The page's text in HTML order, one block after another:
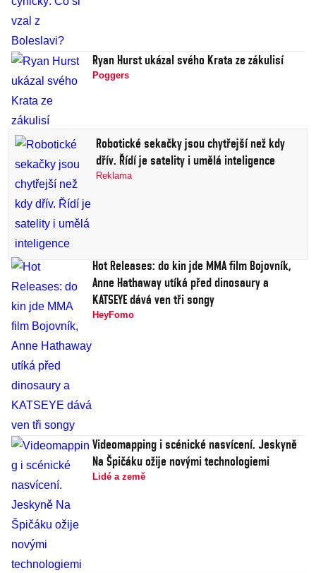
Ryan Hurst ukázal svého Krata ze zákulisí
Poggers
Robotické sekačky jsou chytřejší než kdy
dřív. Řídí je satelity i umělá inteligence
Reklama
Hot Releases: do kin jde MMA film Bojovník,
Anne Hathaway utíká před dinosaury a
KATSEYE dává ven tři songy
HeyFomo
Videomapping i scénické nasvícení. Jeskyně
Na Špičáku ožije novými technologiemi
Lidé a země